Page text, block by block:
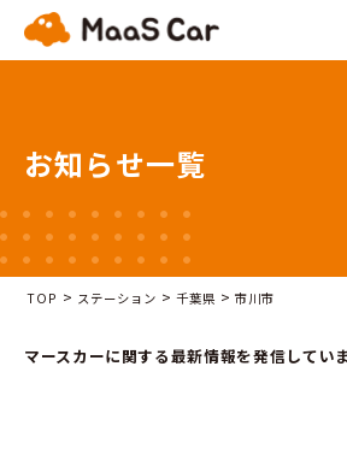
お知らせ一覧
TOP > ステーション >千葉県 >市川市
マースカーに関する最新情報を発信していま